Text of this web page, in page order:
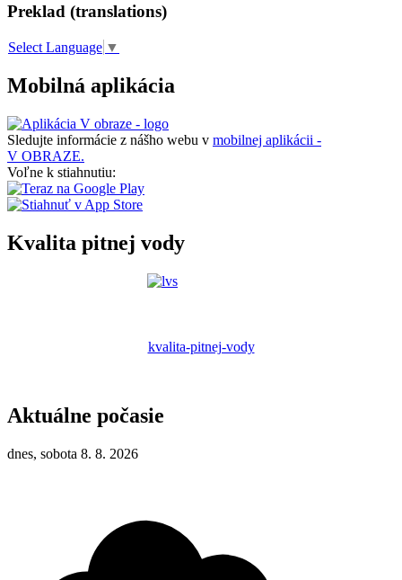
Preklad (translations)
Select Language ▼
Mobilná aplikácia
Sledujte informácie z nášho webu v mobilnej aplikácii -
V OBRAZE.
Voľne k stiahnutiu:
Kvalita pitnej vody
kvalita-pitnej-vody
Aktuálne počasie
dnes, sobota 8. 8. 2026